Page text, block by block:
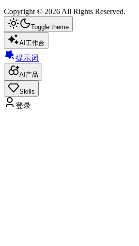
Copyright © 2026 All Rights Reserved.
Toggle theme
AI工作台
提示词
AI产品
Skills
登录